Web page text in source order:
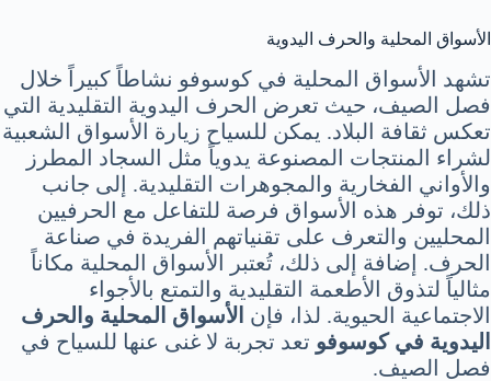
الأسواق المحلية والحرف اليدوية
تشهد الأسواق المحلية في كوسوفو نشاطاً كبيراً خلال
فصل الصيف، حيث تعرض الحرف اليدوية التقليدية التي
تعكس ثقافة البلاد. يمكن للسياح زيارة الأسواق الشعبية
لشراء المنتجات المصنوعة يدوياً مثل السجاد المطرز
والأواني الفخارية والمجوهرات التقليدية. إلى جانب
ذلك، توفر هذه الأسواق فرصة للتفاعل مع الحرفيين
المحليين والتعرف على تقنياتهم الفريدة في صناعة
الحرف. إضافة إلى ذلك، تُعتبر الأسواق المحلية مكاناً
مثالياً لتذوق الأطعمة التقليدية والتمتع بالأجواء
الاجتماعية الحيوية. لذا، فإن الأسواق المحلية والحرف
اليدوية في كوسوفو تعد تجربة لا غنى عنها للسياح في
فصل الصيف.